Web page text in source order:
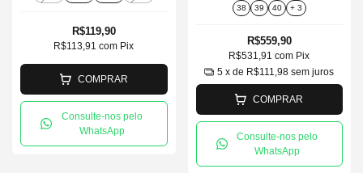
R$119,90
R$113,91com Pix
COMPRAR
Consulte-nos pelo
WhatsApp
38 39 40 + 3
R$559,90
R$531,91com Pix
5 x de R$111,98 sem juros
COMPRAR
Consulte-nos pelo
WhatsApp